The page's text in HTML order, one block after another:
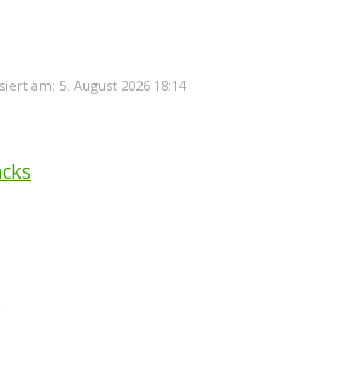
am: 5. August 2026 18:14